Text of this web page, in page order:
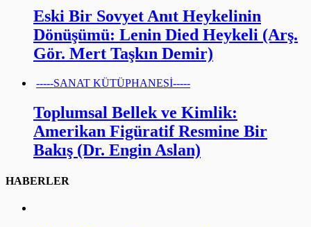
Eski Bir Sovyet Anıt Heykelinin
Dönüşümü: Lenin Died Heykeli (Arş.
Gör. Mert Taşkın Demir)
-----SANAT KÜTÜPHANESİ-----
Toplumsal Bellek ve Kimlik:
Amerikan Figüratif Resmine Bir
Bakış (Dr. Engin Aslan)
HABERLER